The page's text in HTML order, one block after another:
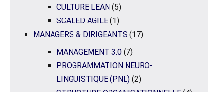
CULTURE LEAN (5)
SCALED AGILE (1)
MANAGERS & DIRIGEANTS (17)
MANAGEMENT 3.0 (7)
PROGRAMMATION NEURO-
LINGUISTIQUE (PNL) (2)